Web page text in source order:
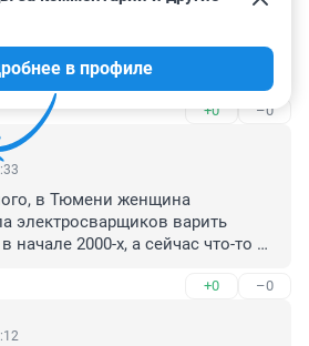
про вредность этой профессии.
заболевание как силикоз
других "бонусов".
+0 –0
в профиле
в Тюмени женщина
электросварщиков варить
начале 2000-х, а сейчас что-то
+0 –0